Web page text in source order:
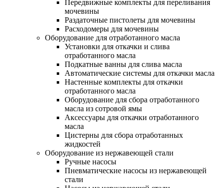
Передвижные комплекты для переливания
мочевины
Раздаточные пистолеты для мочевины
Расходомеры для мочевины
Оборудование для отработанного масла
Установки для откачки и слива
отработанного масла
Подкатные ванны для слива масла
Автоматические системы для откачки масла
Настенные комплекты для откачки
отработанного масла
Оборудование для сбора отработанного
масла из сотровой ямы
Аксессуары для откачки отработанного
масла
Цистерны для сбора отработанных
жидкостей
Оборудование из нержавеющей стали
Ручные насосы
Пневматические насосы из нержавеющей
стали